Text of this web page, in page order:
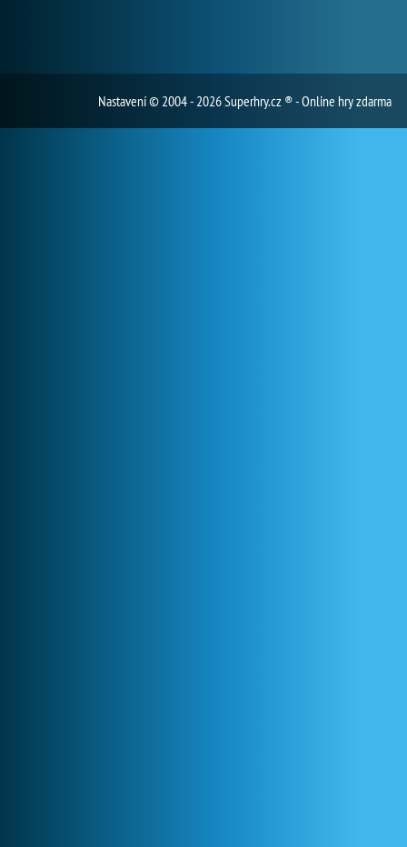
Nastavení© 2004 - 2026 Superhry.cz ® - Online hry zdarma